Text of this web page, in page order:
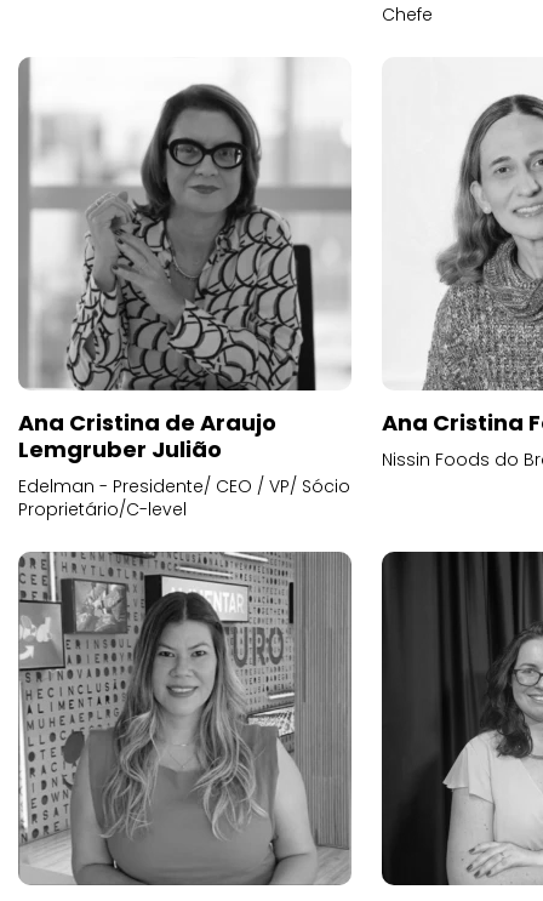
Chefe
Ana Cristina de Araujo
Lemgruber Julião
Edelman - Presidente/ CEO / VP/ Sócio
Proprietário/C-level
Ana Cristina
Nissin Foods do